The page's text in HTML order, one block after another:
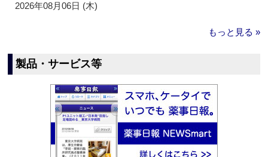
2026年08月06日 (木)
もっと見る »
製品・サービス等